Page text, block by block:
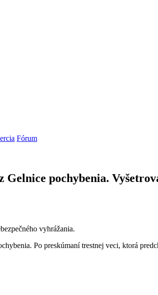
Fórum
pochybenia.
vyhrážania.
Po preskúmaní trestnej veci, ktorá